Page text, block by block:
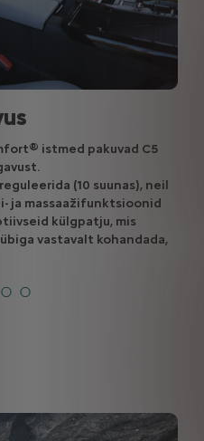
istmed pakuvad C5
(10 suunas), neil
ja massaažifunktsioonid
külgpatju, mis
vastavalt kohandada,